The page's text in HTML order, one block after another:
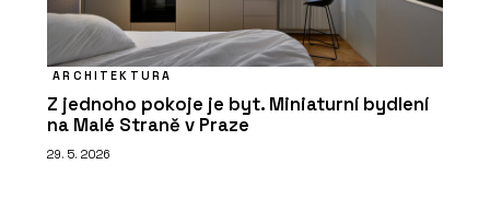
ARCHITEKTURA
Z jednoho pokoje je byt. Miniaturní bydlení
na Malé Straně v Praze
29. 5. 2026